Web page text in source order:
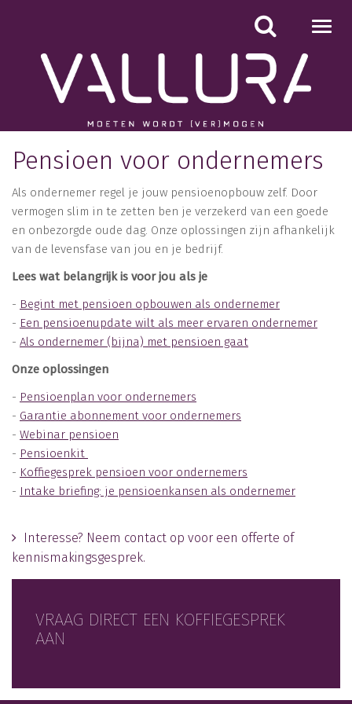
Pensioen voor ondernemers
Als ondernemer regel je jouw pensioenopbouw zelf. Door
vermogen slim in te zetten ben je verzekerd van een goede
en onbezorgde oude dag. Onze oplossingen zijn afhankelijk
van de levensfase van jou en je bedrijf.
Lees wat belangrijk is voor jou als je
- Begint met pensioen opbouwen als ondernemer
- Een pensioenupdate wilt als meer ervaren ondernemer
- Als ondernemer (bijna) met pensioen gaat
Onze oplossingen
- Pensioenplan voor ondernemers
- Garantie abonnement voor ondernemers
- Webinar pensioen
- Pensioenkit
- Koffiegesprek pensioen voor ondernemers
- Intake briefing: je pensioenkansen als ondernemer
Interesse? Neem contact op voor een offerte of
kennismakingsgesprek.
VRAAG DIRECT EEN KOFFIEGESPREK
AAN